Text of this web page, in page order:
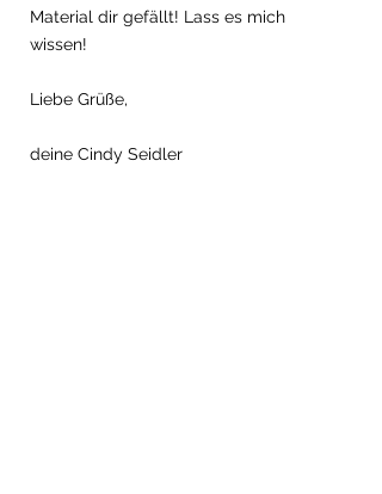
Material dir gefällt! Lass es mich
wissen!
Liebe Grüße,
deine Cindy Seidler